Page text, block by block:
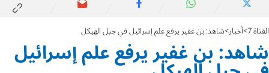
القناة 7 أخبار شاهد: بن غفير يرفع علم إسرائيل في جبل الهيكل
شاهد: بن غفير يرفع علم إسرائيل